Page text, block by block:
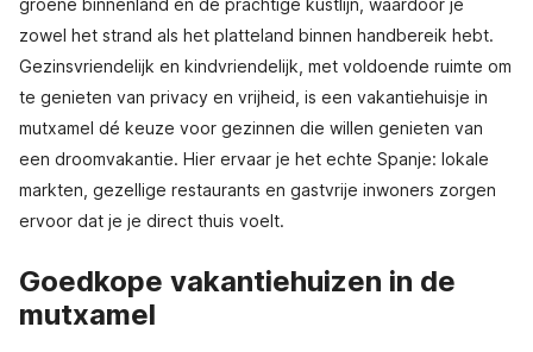
groene binnenland en de prachtige kustlijn, waardoor je
zowel het strand als het platteland binnen handbereik hebt.
Gezinsvriendelijk en kindvriendelijk, met voldoende ruimte om
te genieten van privacy en vrijheid, is een vakantiehuisje in
mutxamel dé keuze voor gezinnen die willen genieten van
een droomvakantie. Hier ervaar je het echte Spanje: lokale
markten, gezellige restaurants en gastvrije inwoners zorgen
ervoor dat je je direct thuis voelt.
Goedkope vakantiehuizen in de
mutxamel